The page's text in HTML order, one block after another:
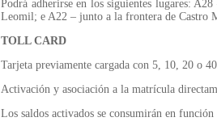
Podrá adherirse en los siguientes lugares:
Leomil; e A22 – junto a la frontera de Castro
TOLL CARD
Tarjeta previamente cargada con 5, 10, 20 o
Activación y asociación a la matrícula
Los saldos activados se consumirán en función